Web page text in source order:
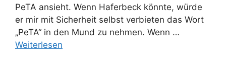
PeTA ansieht. Wenn Haferbeck könnte, würde
er mir mit Sicherheit selbst verbieten das Wort
„PeTA“ in den Mund zu nehmen. Wenn …
Weiterlesen